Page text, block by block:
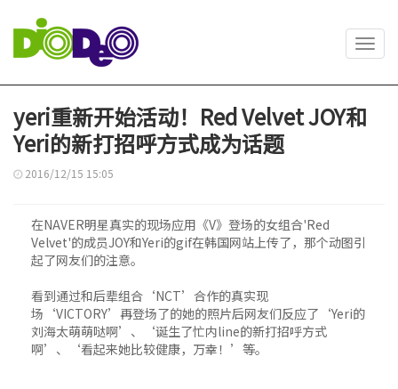
yeri重新开始活动！Red Velvet JOY和
Yeri的新打招呼方式成为话题
2016/12/15 15:05
在NAVER明星真实的现场应用《V》登场的女组合'Red
Velvet'的成员JOY和Yeri的gif在韩国网站上传了，那个动图引
起了网友们的注意。
看到通过和后辈组合‘NCT’合作的真实现
场‘VICTORY’再登场了的她的照片后网友们反应了‘Yeri的
刘海太萌萌哒啊’、‘诞生了忙内line的新打招呼方式
啊’、‘看起来她比较健康，万幸！’等。